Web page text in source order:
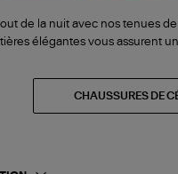
de la nuit avec nos tenues
élégantes vous assurent
CHAUSSURES DE